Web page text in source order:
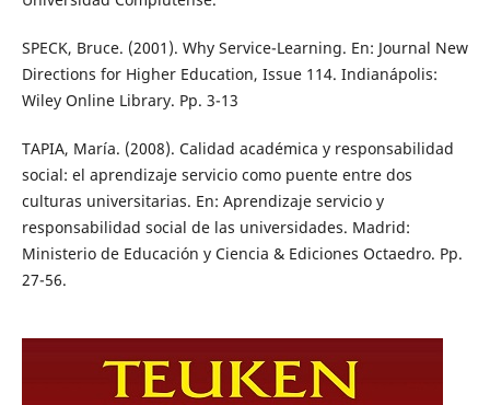
SPECK, Bruce. (2001). Why Service-Learning. En: Journal New
Directions for Higher Education, Issue 114. Indianápolis:
Wiley Online Library. Pp. 3-13
TAPIA, María. (2008). Calidad académica y responsabilidad
social: el aprendizaje servicio como puente entre dos
culturas universitarias. En: Aprendizaje servicio y
responsabilidad social de las universidades. Madrid:
Ministerio de Educación y Ciencia & Ediciones Octaedro. Pp.
27-56.